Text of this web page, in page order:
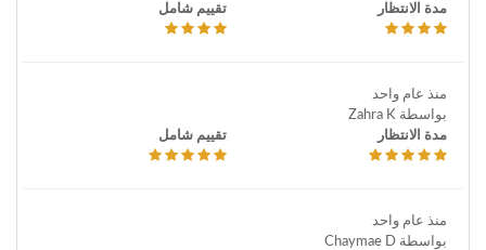
مدة الانتظار
تقييم شامل
منذ عام واحد
بواسطة Zahra K
مدة الانتظار
تقييم شامل
منذ عام واحد
بواسطة Chaymae D